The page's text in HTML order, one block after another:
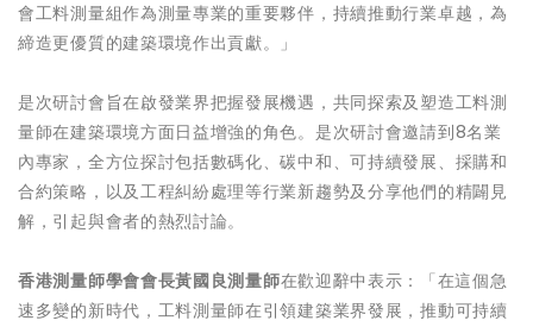
會工料測量組作為測量專業的重要夥伴，持續推動行業卓越，為
締造更優質的建築環境作出貢獻。」
是次研討會旨在啟發業界把握發展機遇，共同探索及塑造工料測
量師在建築環境方面日益增強的角色。是次研討會邀請到8名業
內專家，全方位探討包括數碼化、碳中和、可持續發展、採購和
合約策略，以及工程糾紛處理等行業新趨勢及分享他們的精闢見
解，引起與會者的熱烈討論。
香港測量師學會會長黃國良測量師在歡迎辭中表示：「在這個急
速多變的新時代，工料測量師在引領建築業界發展，推動可持續